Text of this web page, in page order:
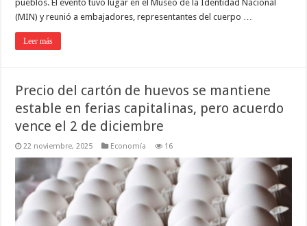
pueblos. El evento tuvo lugar en el Museo de la Identidad Nacional
(MIN) y reunió a embajadores, representantes del cuerpo …
Leer más
Precio del cartón de huevos se mantiene
estable en ferias capitalinas, pero acuerdo
vence el 2 de diciembre
22 noviembre, 2025 Economía 16